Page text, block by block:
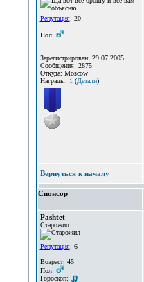
Репутация: 20
Пол:
Зарегистрирован: 29.07.2005
Сообщения: 2875
Откуда: Moscow
Награды: 1 (Детали)
Вернуться к началу
Спонсор
Pashtet
Старожил
Репутация: 6
Возраст: 45
Пол:
Гороскоп: